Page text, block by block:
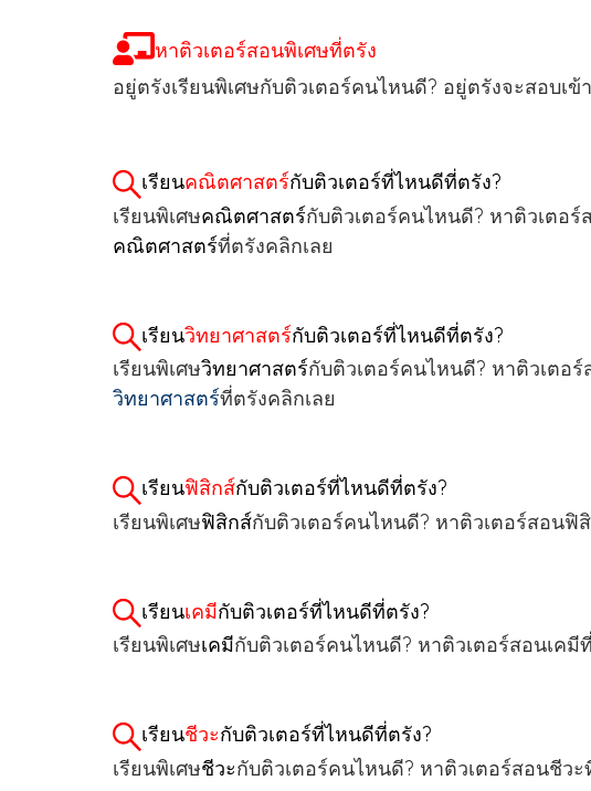
หาติวเตอร์สอนพิเศษที่ตรัง
อยู่ตรังเรียนพิเศษกับติวเตอร์คนไหนดี? อยู่ตรังจะสอบเข้า
เรียนคณิตศาสตร์กับติวเตอร์ที่ไหนดีที่ตรัง?
เรียนพิเศษคณิตศาสตร์กับติวเตอร์คนไหนดี? หาติวเตอร์
คณิตศาสตร์ที่ตรังคลิกเลย
เรียนวิทยาศาสตร์กับติวเตอร์ที่ไหนดีที่ตรัง?
เรียนพิเศษวิทยาศาสตร์กับติวเตอร์คนไหนดี? หาติวเตอร์
วิทยาศาสตร์ที่ตรังคลิกเลย
เรียนฟิสิกส์กับติวเตอร์ที่ไหนดีที่ตรัง?
เรียนพิเศษฟิสิกส์กับติวเตอร์คนไหนดี? หาติวเตอร์สอน
เรียนเคมีกับติวเตอร์ที่ไหนดีที่ตรัง?
เรียนพิเศษเคมีกับติวเตอร์คนไหนดี? หาติวเตอร์สอนเค
เรียนชีวะกับติวเตอร์ที่ไหนดีที่ตรัง?
เรียนพิเศษชีวะกับติวเตอร์คนไหนดี? หาติวเตอร์สอนชีว